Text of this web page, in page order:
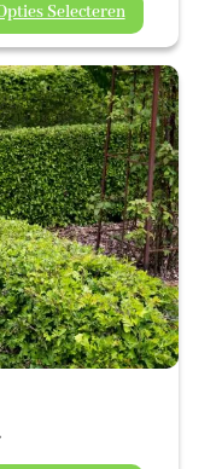
Selecteren